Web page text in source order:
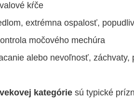
kŕče
extrémna ospalosť,
močového mechúra
alebo nevoľnosť, záchvaty,
kategórie sú typické